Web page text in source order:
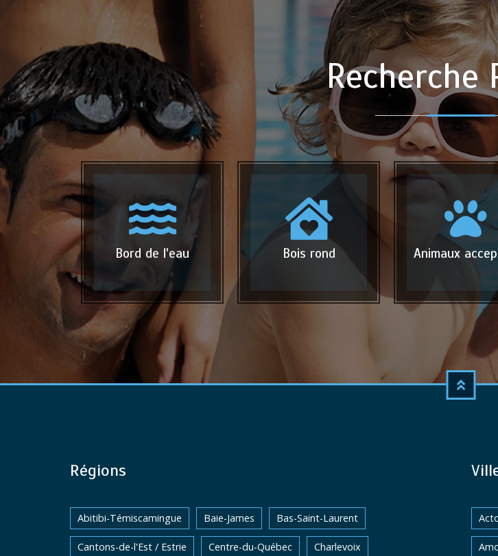
Recherche
Bord de l'eau Bois rond Animaux
Régions
Abitibi-Témiscamingue Baie-James Bas-Saint-Laurent
Cantons-de-l'Est / Estrie Centre-du-Québec Charlevoix